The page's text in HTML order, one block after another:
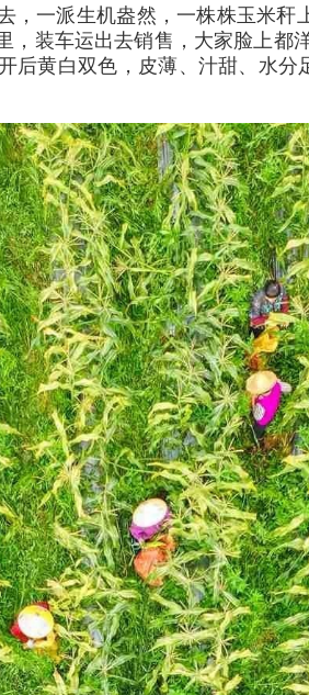
，一派生机盎然，一株株玉米秆
装车运出去销售，大家脸上都
后黄白双色，皮薄、汁甜、水分